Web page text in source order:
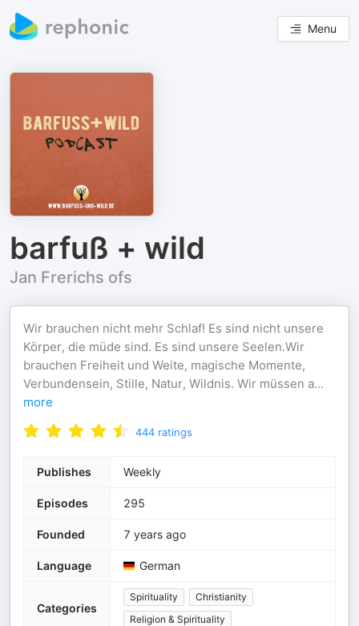
Menu
barfuß + wild
Jan Frerichs ofs
Wir brauchen nicht mehr Schlaf! Es sind nicht unsere
Körper, die müde sind. Es sind unsere Seelen.Wir
brauchen Freiheit und Weite, magische Momente,
Verbundensein, Stille, Natur, Wildnis. Wir müssen a...
more
444 ratings
Publishes Weekly
Episodes 295
Founded 7 years ago
Language German
Categories
Spirituality
Christianity
Religion & Spirituality